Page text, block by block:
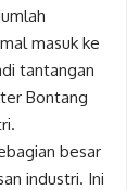
masuk ke
tantangan
Bontang
besar
industri. Ini